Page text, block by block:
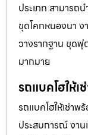
ประเภท สามารถ
ขุดโคกหนองนา
วางรากฐาน ขุด
มากมาย
รถแบคโฮให้
รถแบคโฮให้เช่า
ประสบการณ์ งาน